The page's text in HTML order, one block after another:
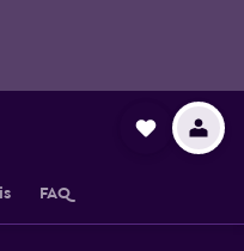
FAQ